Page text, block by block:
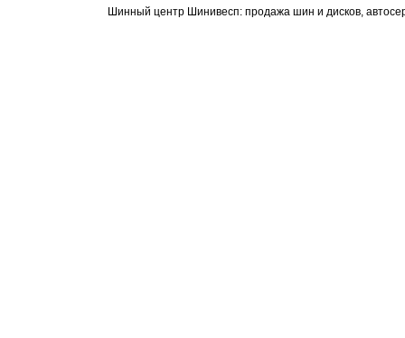
Шинный центр Шинивесп: продажа шин и дисков,